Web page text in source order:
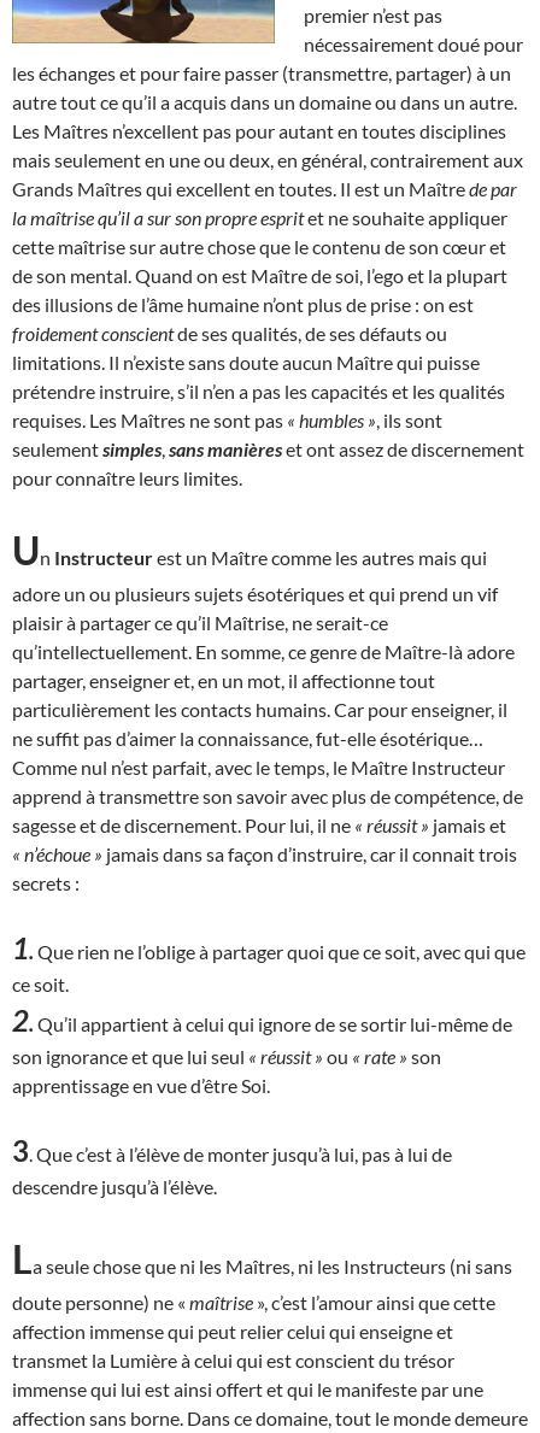
premier n’est pas
nécessairement doué pour
les échanges et pour faire passer (transmettre, partager) à un
autre tout ce qu’il a acquis dans un domaine ou dans un autre.
Les Maîtres n’excellent pas pour autant en toutes disciplines
mais seulement en une ou deux, en général, contrairement aux
Grands Maîtres qui excellent en toutes. Il est un Maîtrede par
la maîtrise qu’il a sur son propre espritet ne souhaite appliquer
cette maîtrise sur autre chose que le contenu de son cœur et
de son mental. Quand on est Maître de soi, l’ego et la plupart
des illusions de l’âme humaine n’ont plus de prise : on est
froidement conscientde ses qualités, de ses défauts ou
limitations. Il n’existe sans doute aucun Maître qui puisse
prétendre instruire, s’il n’en a pas les capacités et les qualités
requises. Les Maîtres ne sont pas « humbles » , ils sont
seulementsimples sans manièreset ont assez de discernement
pour connaître leurs limites.
Un Instructeurest un Maître comme les autres mais qui
adore un ou plusieurs sujets ésotériques et qui prend un vif
plaisir à partager ce qu’il Maîtrise, ne serait-ce
qu’intellectuellement. En somme, ce genre de Maître-là adore
partager, enseigner et, en un mot, il affectionne tout
particulièrement les contacts humains. Car pour enseigner, il
ne suffit pas d’aimer la connaissance, fut-elle ésotérique…
Comme nul n’est parfait, avec le temps, le Maître Instructeur
apprend à transmettre son savoir avec plus de compétence, de
sagesse et de discernement. Pour lui, il ne « réussit » jamais et
« n’échoue » jamais dans sa façon d’instruire, car il connait trois
secrets :
1. Que rien ne l’oblige à partager quoi que ce soit, avec qui que
ce soit.
2. Qu’il appartient à celui qui ignore de se sortir lui-même de
son ignorance et que lui seul « réussit » ou « rate » son
apprentissage en vue d’être Soi.
3 . Que c’est à l’élève de monter jusqu’à lui, pas à lui de
descendre jusqu’à l’élève.
La seule chose que ni les Maîtres, ni les Instructeurs (ni sans
doute personne) ne « maîtrise », c’est l’amour ainsi que cette
affection immense qui peut relier celui qui enseigne et
transmet la Lumière à celui qui est conscient du trésor
immense qui lui est ainsi offert et qui le manifeste par une
affection sans borne. Dans ce domaine, tout le monde demeure